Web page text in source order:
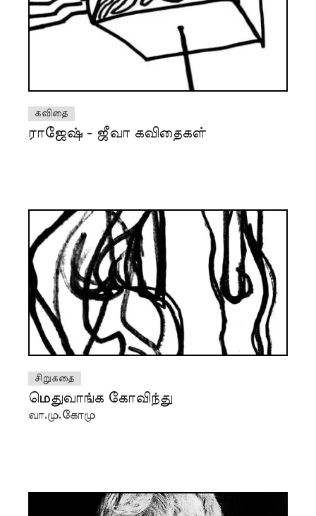
கவிதை
ராஜேஷ் - ஜீவா கவிதைகள்
சிறுகதை
மெதுவாங்க கோவிந்து
வா.மு.கோமு